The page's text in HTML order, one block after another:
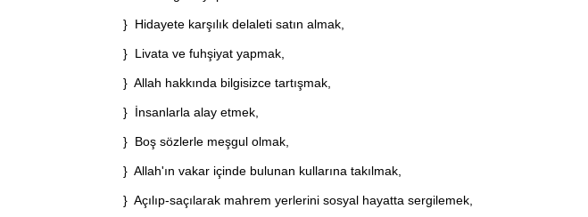
} Hidayete karşılık delaleti satın almak,
} Livata ve fuhşiyat yapmak,
} Allah hakkında bilgisizce tartışmak,
} İnsanlarla alay etmek,
} Boş sözlerle meşgul olmak,
} Allah'ın vakar içinde bulunan kullarına takılmak,
} Açılıp-saçılarak mahrem yerlerini sosyal hayatta sergilemek,